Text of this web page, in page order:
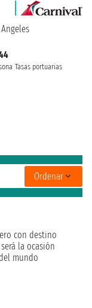
Tasas portuarias
Angeles
Ordenar
con destino
la ocasión
mundo